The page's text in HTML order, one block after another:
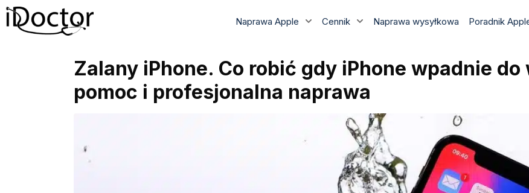
Naprawa Apple Cennik Naprawa wysyłkowa Poradnik
Zalany iPhone. Co robić gdy iPhone wpadnie
pomoc i profesjonalna naprawa